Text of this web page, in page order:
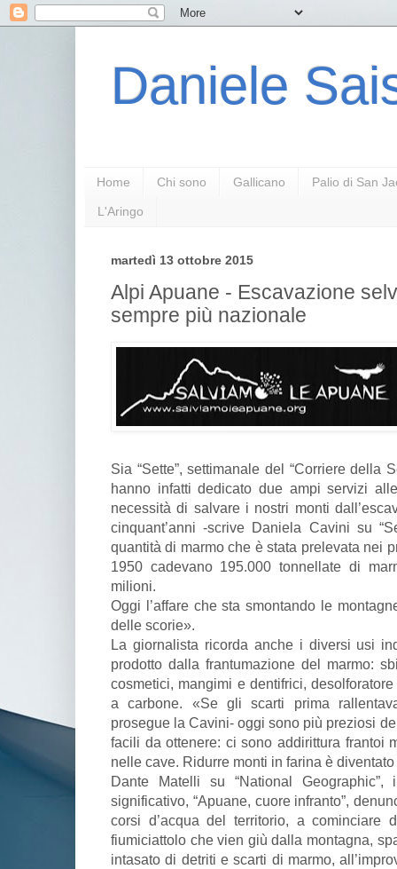
Daniele
Home Chi sono Gallicano Palio di San
L'Aringo
martedì 13 ottobre 2015
Alpi Apuane - Escavazione
sempre più nazionale
Sia “Sette”, settimanale del “Corriere della
hanno infatti dedicato due ampi servizi
necessità di salvare i nostri monti
cinquant’anni -scrive Daniela Cavini su
quantità di marmo che è stata prelevata nei
1950 cadevano 195.000 tonnellate di
milioni.
Oggi l’affare che sta smontando le
delle scorie».
La giornalista ricorda anche i diversi usi
prodotto dalla frantumazione del marmo:
cosmetici, mangimi e dentifrici,
a carbone. «Se gli scarti prima
prosegue la Cavini- oggi sono più preziosi
facili da ottenere: ci sono addirittura frantoi
nelle cave. Ridurre monti in farina è
Dante Matelli su “National
significativo, “Apuane, cuore infranto”,
corsi d’acqua del territorio, a cominciare
fiumiciattolo che vien giù dalla montagna,
intasato di detriti e scarti di marmo,